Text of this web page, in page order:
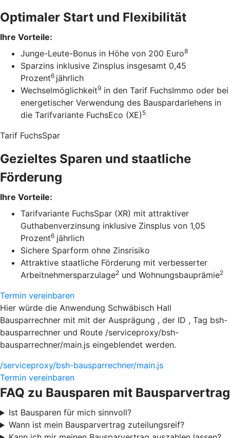
Optimaler Start und Flexibilität
Ihre Vorteile:
Junge-Leute-Bonus in Höhe von 200 Euro8
Sparzins inklusive Zinsplus insgesamt 0,45
Prozent6 jährlich
Wechselmöglichkeit9 in den Tarif FuchsImmo oder bei
energetischer Verwendung des Bauspardarlehens in
die Tarifvariante FuchsEco (XE) 5
Tarif FuchsSpar
Gezieltes Sparen und staatliche
Förderung
Ihre Vorteile:
Tarifvariante FuchsSpar (XR) mit attraktiver
Guthabenverzinsung inklusive Zinsplus von 1,05
Prozent6 jährlich
Sichere Sparform ohne Zinsrisiko
Attraktive staatliche Förderung mit verbesserter
Arbeitnehmersparzulage2 und Wohnungsbauprämie2
Termin vereinbaren
Hier würde die Anwendung Schwäbisch Hall
Bausparrechner mit mit der Ausprägung , der ID , Tag bsh-
bausparrechner und Route /serviceproxy/bsh-
bausparrechner/main.js eingeblendet werden.
/serviceproxy/bsh-bausparrechner/main.js
Termin vereinbaren
FAQ zu Bausparen mit Bausparvertrag
Ist Bausparen für mich sinnvoll?
Wann ist mein Bausparvertrag zuteilungsreif?